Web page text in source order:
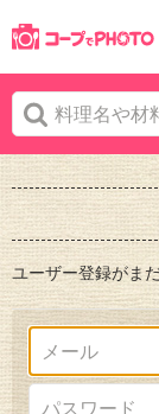
ユーザー登録がま